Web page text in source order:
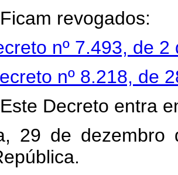
revogados:
nº 7.493, de
nº 8.218, de
Decreto entra
29 de dezembro